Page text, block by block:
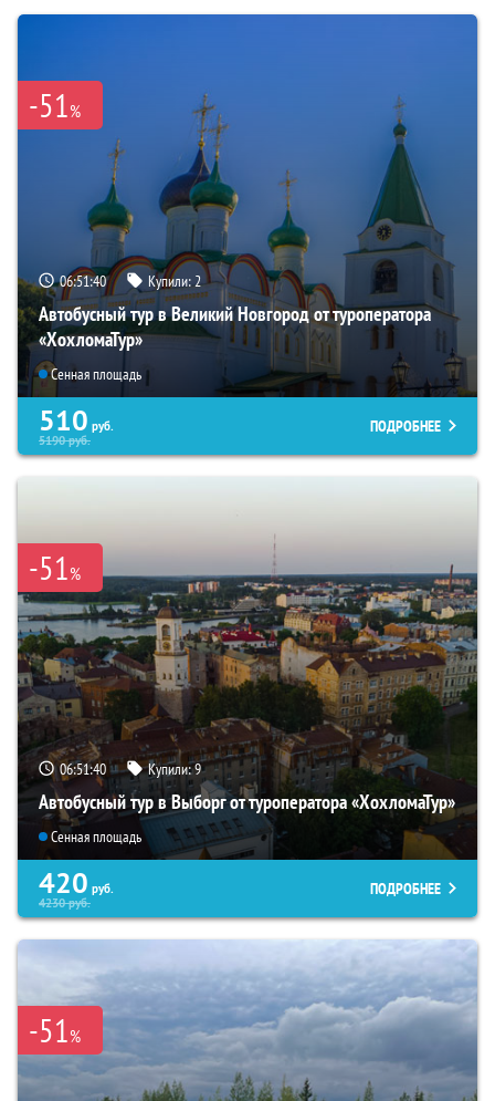
-51%
06:51:39 Купили:2
Автобусный тур в Великий Новгород от туроператора
«ХохломаТур»
Сенная площадь
510 руб.
5190руб.
ПОДРОБНЕЕ
-51%
06:51:39 Купили:9
Автобусный тур в Выборг от туроператора «ХохломаТур»
Сенная площадь
420 руб.
4230руб.
ПОДРОБНЕЕ
-51%